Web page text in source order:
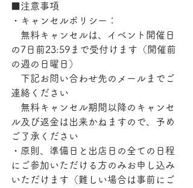
■注意事項
・キャンセルポリシー：
無料キャンセルは、イベント開催日
の7日前23:59まで受付けます（開催前
の週の日曜日）
下記お問い合わせ先のメールまでご
連絡ください
無料キャンセル期間以降のキャンセ
ル及び返金は出来かねますので、予め
ご了承ください
・原則、準備日と出店日の全ての日程
にご参加いただける方のみお申し込み
いただけます（難しい場合は事前にご